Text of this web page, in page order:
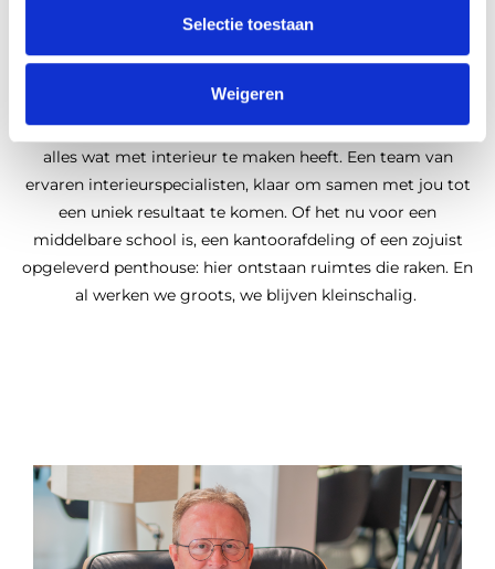
Selectie toestaan
Weigeren
OVER ONS
TwoWork bestaat uit drie experts wiens hart klopt voor
alles wat met interieur te maken heeft. Een team van
ervaren interieurspecialisten, klaar om samen met jou tot
een uniek resultaat te komen. Of het nu voor een
middelbare school is, een kantoorafdeling of een zojuist
opgeleverd penthouse: hier ontstaan ruimtes die raken. En
al werken we groots, we blijven kleinschalig.